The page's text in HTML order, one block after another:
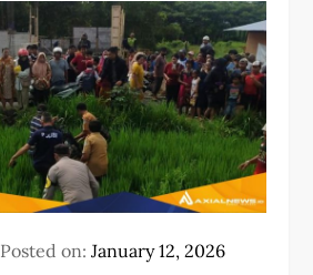
Posted on:January 12, 2026